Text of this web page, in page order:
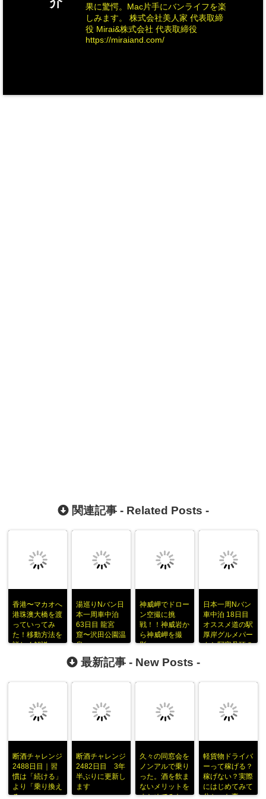
果に驚愕。Mac片手にバンライフを楽
しみます。 株式会社美人家 代表取締
役 Mirai&株式会社 代表取締役
https://miraiand.com/
関連記事 - Related Posts -
香港〜マカオへ
港珠澳大橋を渡
っていってみ
た！移動方法を
詳しく解説
湯巡りNバン日
本一周車中泊
63日目 龍宮
窟〜沢田公園温
泉
神威岬でドロー
ン空撮に挑
戦！！神威岩か
ら神威岬を撮
影。
日本一周Nバン
車中泊 18日目
オススメ道の駅
厚岸グルメパー
クと阿寒丹頂の
最新記事 - New Posts -
断酒チャレンジ
2488日目｜習
慣は「続ける」
より「乗り換え
る」
断酒チャレンジ
2482日目 3年
半ぶりに更新し
ます
久々の同窓会を
ノンアルで乗り
った。酒を飲ま
ないメリットを
まとめてみた
軽貨物ドライバ
ーって稼げる？
稼げない？実際
にはじめてみて
分かった事